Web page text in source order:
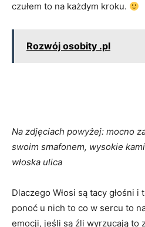
czułem to na każdym kroku.
Rozwój osobity .pl
Na zdjęciach powyżej: mocno
swoim smafonem, wysokie
włoska ulica
Dlaczego Włosi są tacy głośni
ponoć u nich to co w sercu to
emocji, jeśli są źli wyrzucają to